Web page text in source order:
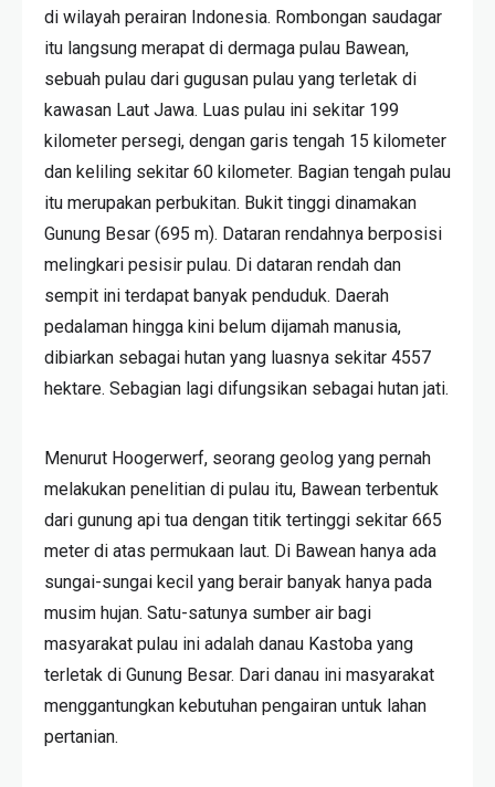
di wilayah perairan Indonesia. Rombongan saudagar
itu langsung merapat di dermaga pulau Bawean,
sebuah pulau dari gugusan pulau yang terletak di
kawasan Laut Jawa. Luas pulau ini sekitar 199
kilometer persegi, dengan garis tengah 15 kilometer
dan keliling sekitar 60 kilometer. Bagian tengah pulau
itu merupakan perbukitan. Bukit tinggi dinamakan
Gunung Besar (695 m). Dataran rendahnya berposisi
melingkari pesisir pulau. Di dataran rendah dan
sempit ini terdapat banyak penduduk. Daerah
pedalaman hingga kini belum dijamah manusia,
dibiarkan sebagai hutan yang luasnya sekitar 4557
hektare. Sebagian lagi difungsikan sebagai hutan jati.
Menurut Hoogerwerf, seorang geolog yang pernah
melakukan penelitian di pulau itu, Bawean terbentuk
dari gunung api tua dengan titik tertinggi sekitar 665
meter di atas permukaan laut. Di Bawean hanya ada
sungai-sungai kecil yang berair banyak hanya pada
musim hujan. Satu-satunya sumber air bagi
masyarakat pulau ini adalah danau Kastoba yang
terletak di Gunung Besar. Dari danau ini masyarakat
menggantungkan kebutuhan pengairan untuk lahan
pertanian.